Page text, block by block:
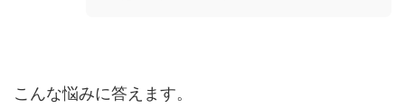
こんな悩みに答えます。